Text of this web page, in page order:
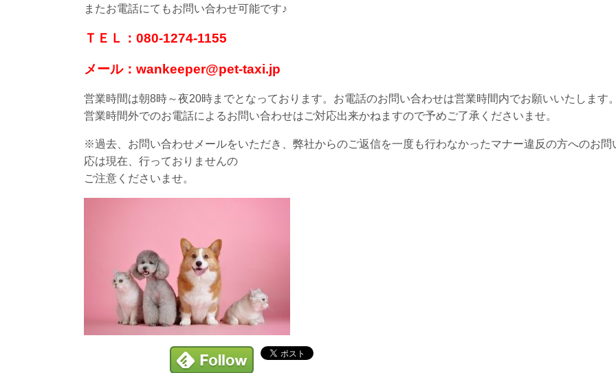
またお電話にてもお問い合わせ可能です♪
ＴＥＬ：080-1274-1155
メール：wankeeper@pet-taxi.jp
営業時間は朝8時～夜20時までとなっております。お電話のお問い合わせは営業時間内でお願いいたします
営業時間外でのお電話によるお問い合わせはご対応出来かねますので予めご了承くださいませ。
※過去、お問い合わせメールをいただき、弊社からのご返信を一度も行わなかったマナー違反の方へのお問
応は現在、行っておりませんの
ご注意くださいませ。